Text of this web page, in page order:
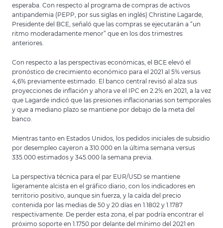
esperaba. Con respecto al programa de compras de activos
antipandemia (PEPP, por sus siglas en inglés) Christine Lagarde,
Presidente del BCE, señaló que las compras se ejecutarán a “un
ritmo moderadamente menor” que en los dos trimestres
anteriores.
Con respecto a las perspectivas económicas, el BCE elevó el
pronóstico de crecimiento económico para el 2021 al 5% versus
4,6% previamente estimado. El banco central revisó al alza sus
proyecciones de inflación y ahora ve el IPC en 2.2% en 2021, a la vez
que Lagarde indicó que las presiones inflacionarias son temporales
y que a mediano plazo se mantiene por debajo de la meta del
banco.
Mientras tanto en Estados Unidos, los pedidos iniciales de subsidio
por desempleo cayeron a 310.000 en la última semana versus
335.000 estimados y 345.000 la semana previa.
La perspectiva técnica para el par EUR/USD se mantiene
ligeramente alcista en el gráfico diario, con los indicadores en
territorio positivo, aunque sin fuerza, y la caída del precio
contenida por las medias de 50 y 20 días en 1.1802 y 1.1787
respectivamente. De perder esta zona, el par podría encontrar el
próximo soporte en 1.1750 por delante del mínimo del 2021 en